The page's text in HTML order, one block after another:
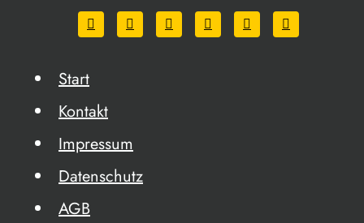
Start
Kontakt
Impressum
Datenschutz
AGB